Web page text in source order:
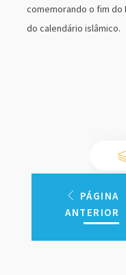
comemorando o fim do
do calendário islâmico.
PÁGINA
ANTERIOR